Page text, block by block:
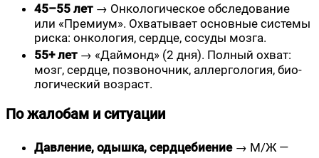
45–55 лет→ Онко­ло­ги­че­ское обсле­до­ва­ние
или «Пре­ми­ум». Охва­ты­ва­ет основ­ные систе­мы
рис­ка: онко­ло­гия, серд­це, сосу­ды мозга.
55+ лет→ «Дай­монд» (2 дня). Пол­ный охват:
мозг, серд­це, позво­ноч­ник, аллер­го­ло­гия, био­
ло­ги­че­ский возраст.
По жалобам и ситуации
Дав­ле­ние, одыш­ка, серд­це­би­е­ние→ М/Ж —